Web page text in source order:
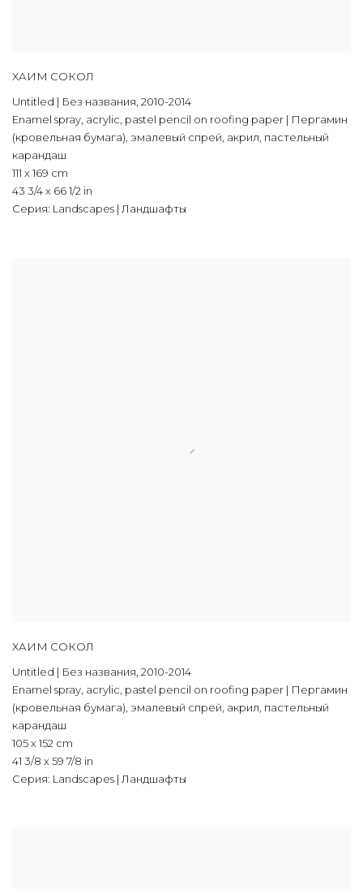
ХАИМ СОКОЛ
Untitled | Без названия, 2010-2014
Enamel spray, acrylic, pastel pencil on roofing paper | Пергамин
(кровельная бумага), эмалевый спрей, акрил, пастельный
карандаш
111 x 169 cm
43 3/4 x 66 1/2 in
Серия: Landscapes | Ландшафты
ХАИМ СОКОЛ
Untitled | Без названия, 2010-2014
Enamel spray, acrylic, pastel pencil on roofing paper | Пергамин
(кровельная бумага), эмалевый спрей, акрил, пастельный
карандаш
105 x 152 cm
41 3/8 x 59 7/8 in
Серия: Landscapes | Ландшафты